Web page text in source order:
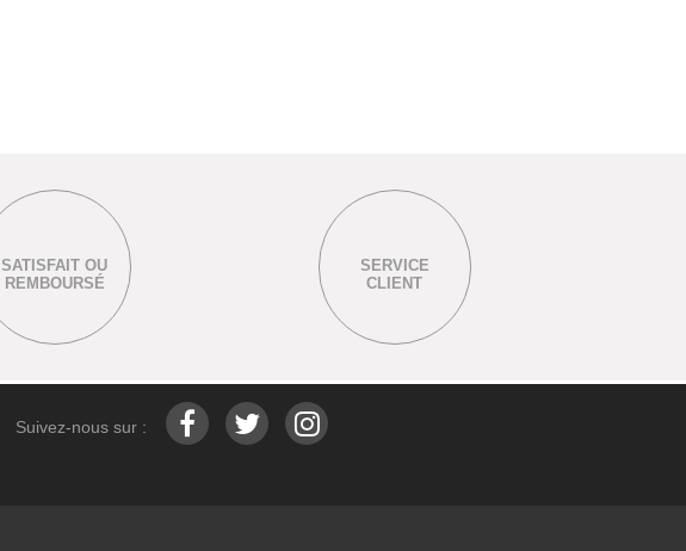
SATISFAIT OU
REMBOURSÉ
SERVICE
CLIENT
Suivez-nous sur :